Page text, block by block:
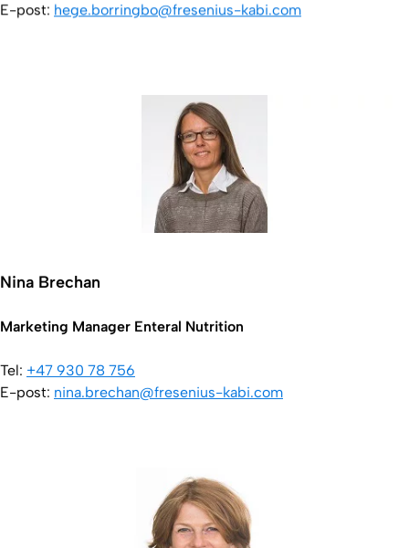
E-post: hege.borringbo@fresenius-kabi.com
Nina Brechan
Marketing Manager Enteral Nutrition
Tel: +47 930 78 756
E-post: nina.brechan@fresenius-kabi.com